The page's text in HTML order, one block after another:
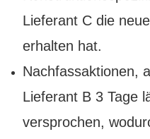
Lieferant C die
erhalten hat.
Nachfassaktionen,
Lieferant B 3 Tage
versprochen,